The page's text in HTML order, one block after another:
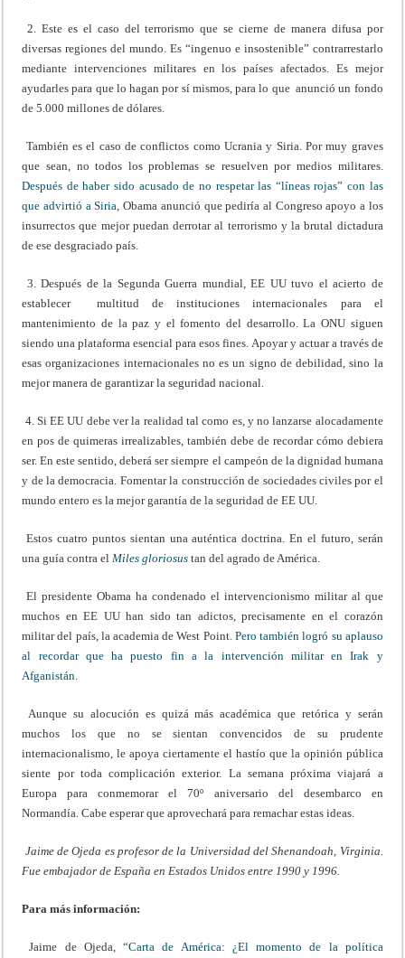
2. Este es el caso del terrorismo que se cierne de manera difusa por
diversas regiones del mundo. Es “ingenuo e insostenible” contrarrestarlo
mediante intervenciones militares en los países afectados. Es mejor
ayudarles para que lo hagan por sí mismos, para lo que anunció un fondo
de 5.000 millones de dólares.
También es el caso de conflictos como Ucrania y Siria. Por muy graves
que sean, no todos los problemas se resuelven por medios militares.
Después de haber sido acusado de no respetar las “líneas rojas” con las
que advirtió a Siria , Obama anunció que pediría al Congreso apoyo a los
insurrectos que mejor puedan derrotar al terrorismo y la brutal dictadura
de ese desgraciado país.
3. Después de la Segunda Guerra mundial, EE UU tuvo el acierto de
establecer multitud de instituciones internacionales para el
mantenimiento de la paz y el fomento del desarrollo. La ONU siguen
siendo una plataforma esencial para esos fines. Apoyar y actuar a través de
esas organizaciones internacionales no es un signo de debilidad, sino la
mejor manera de garantizar la seguridad nacional.
4. Si EE UU debe ver la realidad tal como es, y no lanzarse alocadamente
en pos de quimeras irrealizables, también debe de recordar cómo debiera
ser. En este sentido, deberá ser siempre el campeón de la dignidad humana
y de la democracia. Fomentar la construcción de sociedades civiles por el
mundo entero es la mejor garantía de la seguridad de EE UU.
Estos cuatro puntos sientan una auténtica doctrina. En el futuro, serán
una guía contra el Miles gloriosus tan del agrado de América.
El presidente Obama ha condenado el intervencionismo militar al que
muchos en EE UU han sido tan adictos, precisamente en el corazón
militar del país, la academia de West Point. Pero también logró su aplauso
al recordar que ha puesto fin a la intervención militar en Irak y
Afganistán.
Aunque su alocución es quizá más académica que retórica y serán
muchos los que no se sientan convencidos de su prudente
internacionalismo, le apoya ciertamente el hastío que la opinión pública
siente por toda complicación exterior. La semana próxima viajará a
Europa para conmemorar el 70º aniversario del desembarco en
Normandía. Cabe esperar que aprovechará para remachar estas ideas.
Jaime de Ojeda es profesor de la Universidad del Shenandoah, Virginia.
Fue embajador de España en Estados Unidos entre 1990 y 1996.
Para más información:
Jaime de Ojeda,“Carta de América: ¿El momento de la política